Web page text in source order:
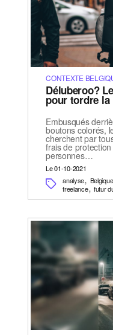
CONTEXTE
Déluberoo?
pour tordre
Embusqués
boutons colorés,
cherchent par
frais de
personnes…
Le 01-10-2021
analyse, Belgique
freelance,futur